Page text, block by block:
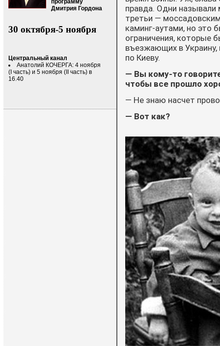
программу
Дмитрия Гордона
30 октября-5 ноября
Центральный канал
Анатолий КОЧЕРГА: 4 ноября
(I часть) и 5 ноября (II часть) в
16.40
правда. Одни называли
третьи —
каминг-аутами, но это
ограничения, которые
въезжающих в Украину,
по Киеву.
— Вы кому-то
чтобы все прошло
— Не знаю насчет
— Вот как?